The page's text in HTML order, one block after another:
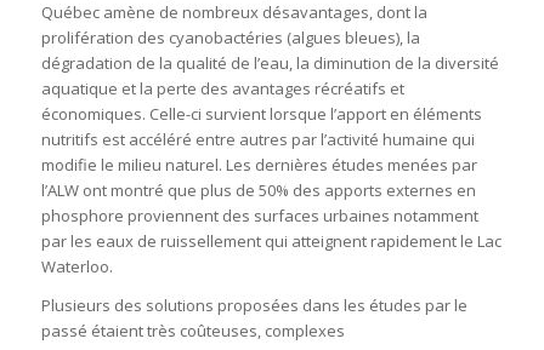
Québec amène de nombreux désavantages, dont la
prolifération des cyanobactéries (algues bleues), la
dégradation de la qualité de l’eau, la diminution de la diversité
aquatique et la perte des avantages récréatifs et
économiques. Celle-ci survient lorsque l’apport en éléments
nutritifs est accéléré entre autres par l’activité humaine qui
modifie le milieu naturel. Les dernières études menées par
l’ALW ont montré que plus de 50% des apports externes en
phosphore proviennent des surfaces urbaines notamment
par les eaux de ruissellement qui atteignent rapidement le Lac
Waterloo.
Plusieurs des solutions proposées dans les études par le
passé étaient très coûteuses, complexes